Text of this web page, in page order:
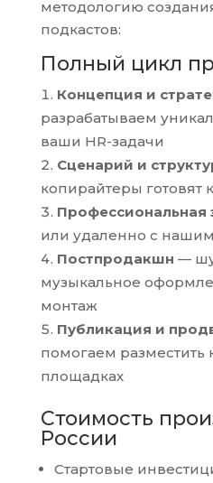
методологию
подкастов:
Полный цикл
Концепция и
разрабатываем
ваши HR-задачи
Сценарий и
копирайтеры готовят
Профессиональная
или удаленно с
Постпродакшн —
музыкальное
монтаж
Публикация и
помогаем разместить
площадках
Стоимость
России
Стартовые